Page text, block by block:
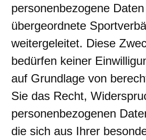
personenbezogene
übergeordnete
weitergeleitet. Diese
bedürfen keiner
auf Grundlage von
Sie das Recht,
personenbezogenen
die sich aus Ihrer